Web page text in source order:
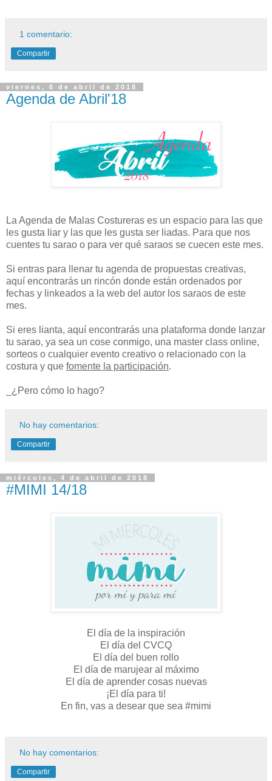
1 comentario:
Compartir
viernes, 6 de abril de 2018
Agenda de Abril'18
La Agenda de Malas Costureras es un espacio para las que
les gusta liar y las que les gusta ser liadas. Para que nos
cuentes tu sarao o para ver qué saraos se cuecen este mes.
Si entras para llenar tu agenda de propuestas creativas,
aquí encontrarás un rincón donde están ordenados por
fechas y linkeados a la web del autor los saraos de este
mes.
Si eres lianta, aquí encontrarás una plataforma donde lanzar
tu sarao, ya sea un cose conmigo, una master class online,
sorteos o cualquier evento creativo o relacionado con la
costura y que fomente la participación.
_¿Pero cómo lo hago?
No hay comentarios:
Compartir
miércoles, 4 de abril de 2018
#MIMI 14/18
El día de la inspiración
El día del CVCQ
El día del buen rollo
El día de marujear al máximo
El día de aprender cosas nuevas
¡El día para ti!
En fin, vas a desear que sea #mimi
No hay comentarios:
Compartir